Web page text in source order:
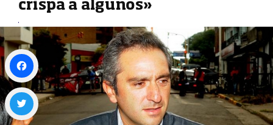
crispa a algunos»
Facebook